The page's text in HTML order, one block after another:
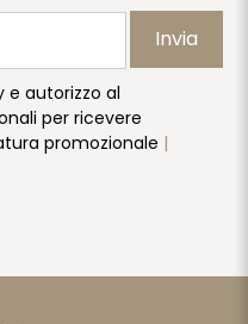
Invia
e autorizzo al
per ricevere
promozionale |